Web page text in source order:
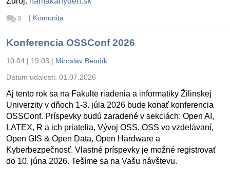
3 | Komunita
Konferencia OSSConf 2026
10.04 | 19:03 | Miroslav Bendík
Dátum udalosti: 01.07.2026
Aj tento rok sa na Fakulte riadenia a informatiky Žilinskej
Univerzity v dňoch 1-3. júla 2026 bude konať konferencia
OSSConf. Príspevky budú zaradené v sekciách: Open AI,
LATEX, R a ich priatelia, Vývoj OSS, OSS vo vzdelávaní,
Open GIS & Open Data, Open Hardware a
Kyberbezpečnosť. Vlastné príspevky je možné registrovať
do 10. júna 2026. Tešíme sa na Vašu návštevu.